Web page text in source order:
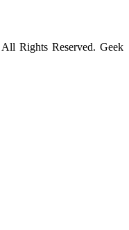
Rights Reserved. Geek